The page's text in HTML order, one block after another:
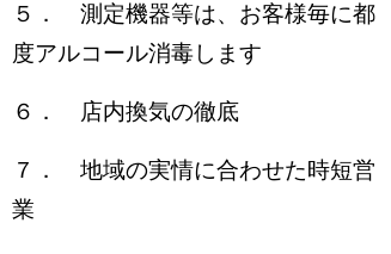
５． 測定機器等は、お客様毎に都
度アルコール消毒します
６． 店内換気の徹底
７． 地域の実情に合わせた時短営
業